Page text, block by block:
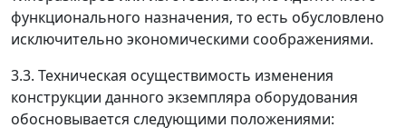
функционального назначения, то есть обусловлено
исключительно экономическими соображениями.
3.3. Техническая осуществимость изменения
конструкции данного экземпляра оборудования
обосновывается следующими положениями: